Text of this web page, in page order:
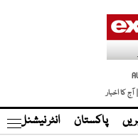
| آج کا اخبار
پاکستان انٹر نیشنل